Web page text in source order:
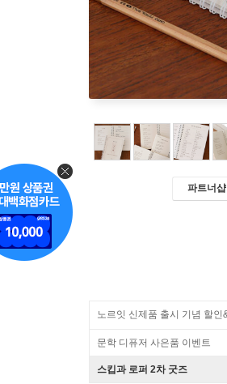
파트너샵
문학 디퓨저 사은품 이벤트
스킵과 로퍼 2차 굿즈